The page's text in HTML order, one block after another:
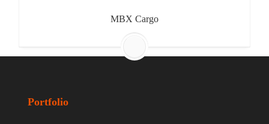
MBX Cargo
Portfolio